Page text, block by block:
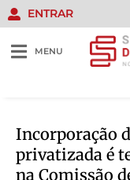
ENTRAR
MENU
Incorporação
privatizada é
na Comissão